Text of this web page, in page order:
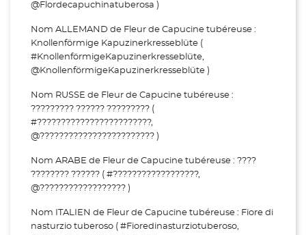
@Flordecapuchinatuberosa )
Nom ALLEMAND de Fleur de Capucine tubéreuse :
Knollenförmige Kapuzinerkresseblüte (
#KnollenförmigeKapuzinerkresseblüte,
@KnollenförmigeKapuzinerkresseblüte )
Nom RUSSE de Fleur de Capucine tubéreuse :
????????? ?????? ????????? (
#????????????????????????,
@???????????????????????? )
Nom ARABE de Fleur de Capucine tubéreuse : ????
???????? ?????? ( #??????????????????,
@?????????????????? )
Nom ITALIEN de Fleur de Capucine tubéreuse : Fiore di
nasturzio tuberoso ( #Fioredinasturziotuberoso,